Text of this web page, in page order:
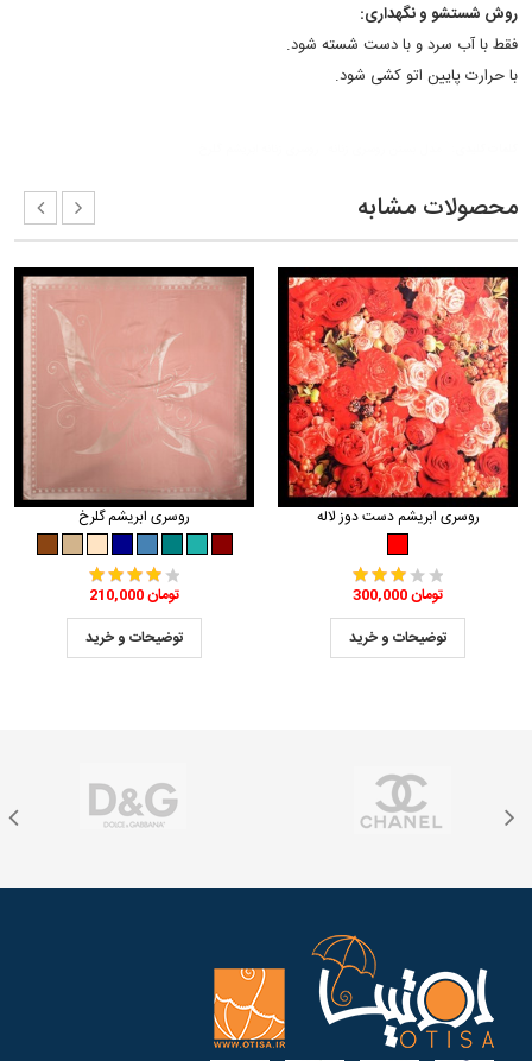
روش شستشو و نگهداری:
فقط با آب سرد و با دست شسته شود.
با حرارت پایین اتو کشی شود.
محصولات مشابه
روسری ابریشم گلرخ
210,000 تومان
توضیحات و خرید
روسری ابریشم دست دوز لاله
300,000 تومان
توضیحات و خرید